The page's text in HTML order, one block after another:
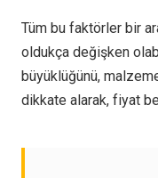
Tüm bu faktörler bir
oldukça değişken
büyüklüğünü,
dikkate alarak, fiyat